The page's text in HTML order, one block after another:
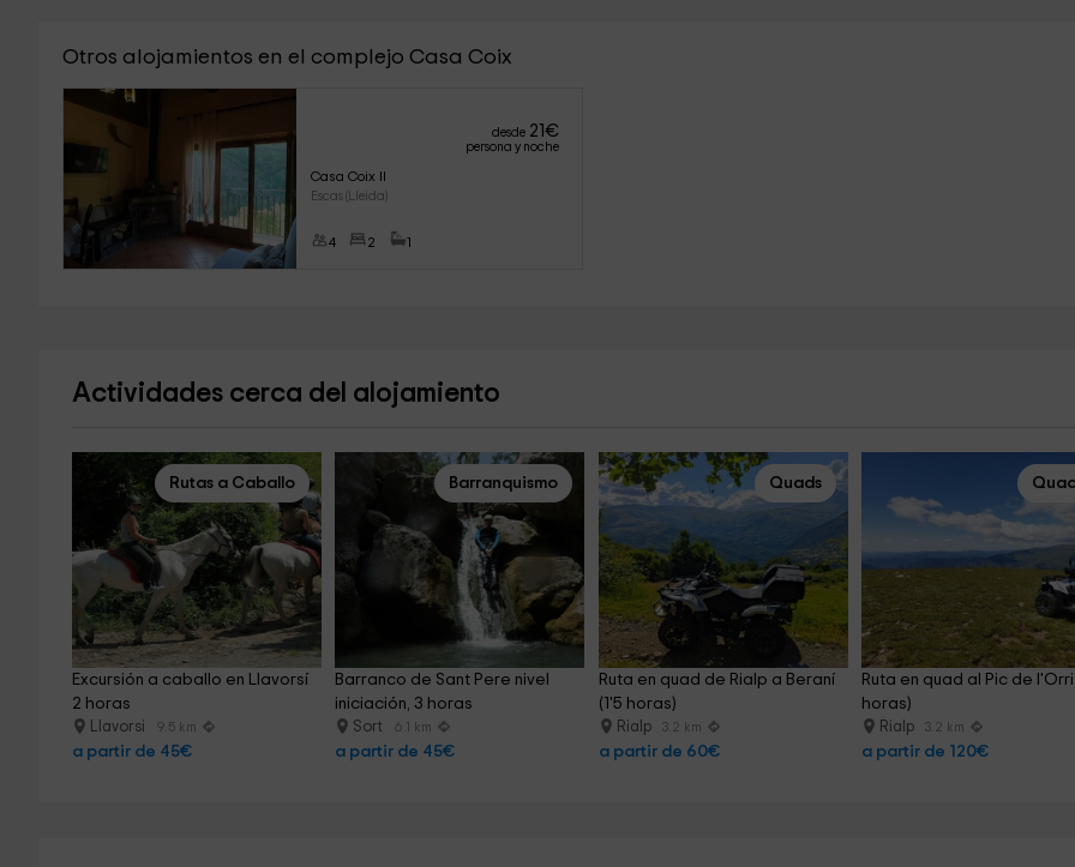
Otros alojamientos en el complejo Casa Coix
desde 21€
persona y noche
Casa Coix II
Escas (Lleida)
4 2 1
Actividades cerca del alojamiento
Rutas a Caballo
Excursión a caballo en Llavorsí
2 horas
Llavorsi 9.5 km
a partir de 45€
Barranquismo
Barranco de Sant Pere nivel
iniciación, 3 horas
Sort 6.1 km
a partir de 45€
Quads
Ruta en quad de Rialp a Beraní
(1'5 horas)
Rialp 3.2 km
a partir de 60€
Ruta en quad al Pic de
horas)
Rialp 3.2 km
a partir de 120€